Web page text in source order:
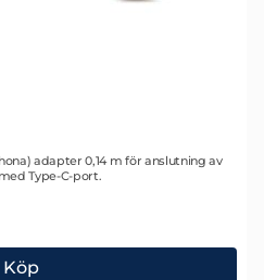
adapter 0,14 m för anslutning av
Type-C-port.
Köp